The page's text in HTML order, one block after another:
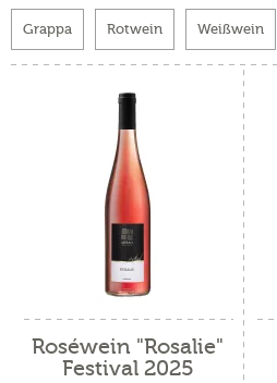
Grappa Rotwein Weißwein
Roséwein "Rosalie"
Festival 2025